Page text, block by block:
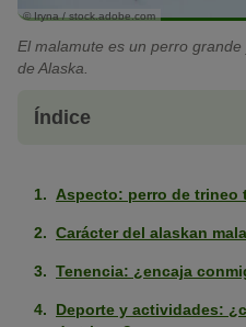
© Iryna / stock.adobe.com
El malamute es un perro
de Alaska.
Índice
Aspecto: perro de trineo
Carácter del alaskan
Tenencia: ¿encaja
Deporte y actividades: